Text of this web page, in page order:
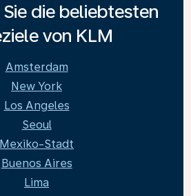
die beliebtesten
von KLM
Amsterdam
New York
Los Angeles
Seoul
Mexiko-Stadt
Buenos Aires
Lima